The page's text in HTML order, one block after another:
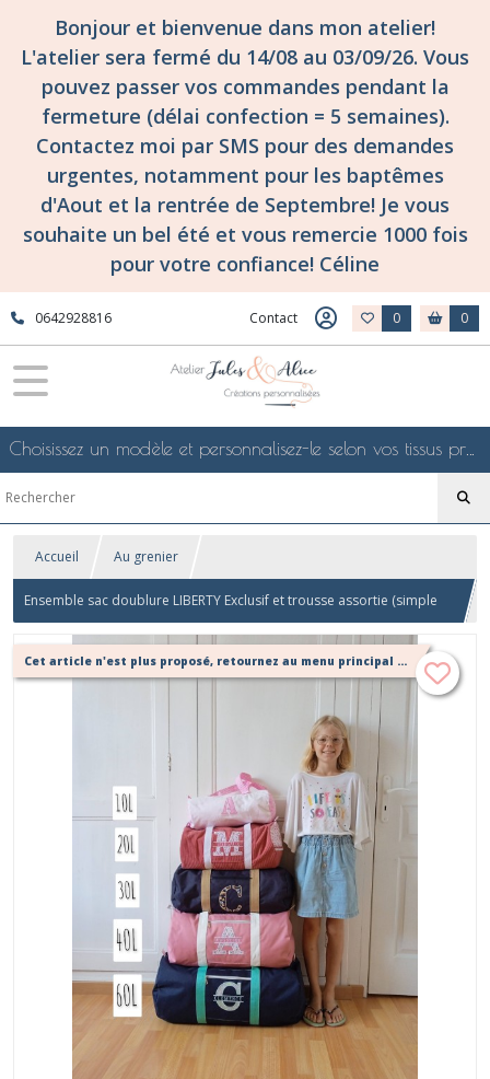
Bonjour et bienvenue dans mon atelier!
L'atelier sera fermé du 14/08 au 03/09/26. Vous
pouvez passer vos commandes pendant la
fermeture (délai confection = 5 semaines).
Contactez moi par SMS pour des demandes
urgentes, notamment pour les baptêmes
d'Aout et la rentrée de Septembre! Je vous
souhaite un bel été et vous remercie 1000 fois
pour votre confiance! Céline
0642928816 Contact 0 0
Choisissez un modèle et personnalisez-le selon vos tissus préférés de mes collections en ligne, je le confectionnerai selon vos souhaits
Accueil Au grenier
Ensemble sac doublure LIBERTY Exclusif et trousse assortie (simple
ou double)
Cet article n'est plus proposé, retournez au menu principal ou contactez moi!